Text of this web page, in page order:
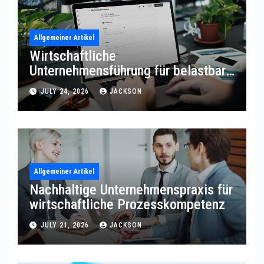
Allgemeiner Artikel
Wirtschaftliche
Unternehmensführung für belastbare
Prozessqualität
JULY 24, 2026 JACKSON
Allgemeiner Artikel
Nachhaltige Unternehmenspraxis für
wirtschaftliche Prozesskompetenz
JULY 21, 2026 JACKSON